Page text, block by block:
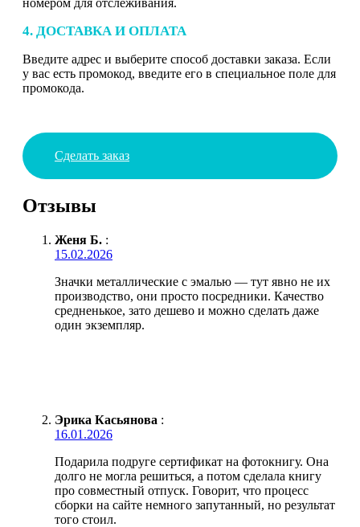
4. ДОСТАВКА И ОПЛАТА
Введите адрес и выберите способ доставки заказа. Если
у вас есть промокод, введите его в специальное поле для
промокода.
Сделать заказ
Отзывы
Женя Б. :
15.02.2026
Значки металлические с эмалью — тут явно не их
производство, они просто посредники. Качество
средненькое, зато дешево и можно сделать даже
один экземпляр.
Эрика Касьянова :
16.01.2026
Подарила подруге сертификат на фотокнигу. Она
долго не могла решиться, а потом сделала книгу
про совместный отпуск. Говорит, что процесс
сборки на сайте немного запутанный, но результат
того стоил.